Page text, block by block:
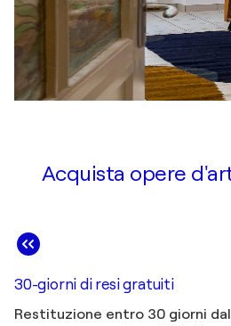
Acquista opere
30-giorni di resi gratuiti
Restituzione entro 30 giorni